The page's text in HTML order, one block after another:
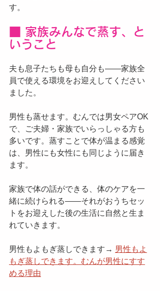
す。
■ 家族みんなで蒸す、と
いうこと
夫も息子たちも母も自分も——家族全
員で使える環境をお迎えしてください
ました。
男性も蒸せます。むんでは男女ペアOK
で、ご夫婦・家族でいらっしゃる方も
多いです。蒸すことで体が温まる感覚
は、男性にも女性にも同じように届き
ます。
家族で体の話ができる、体のケアを一
緒に続けられる——それがおうちセッ
トをお迎えした後の生活に自然と生ま
れていきます。
男性もよもぎ蒸しできます→ 男性もよ
もぎ蒸しできます。むんが男性にすす
める理由